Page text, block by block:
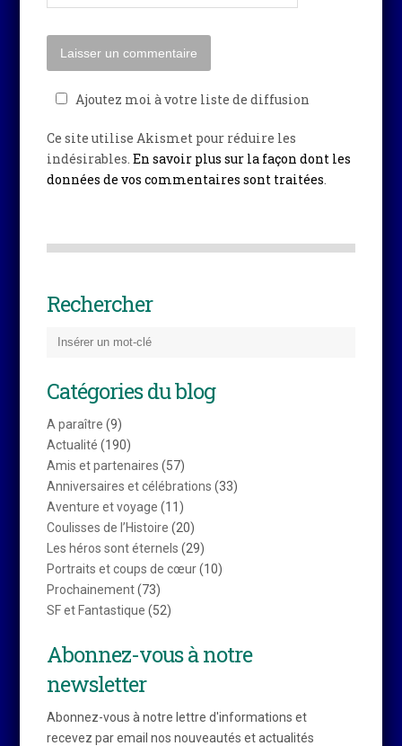
Ajoutez moi à votre liste de diffusion
Ce site utilise Akismet pour réduire les
indésirables.En savoir plus sur la façon dont les
données de vos commentaires sont traitées.
Rechercher
Catégories du blog
A paraître (9)
Actualité (190)
Amis et partenaires (57)
Anniversaires et célébrations (33)
Aventure et voyage (11)
Coulisses de l’Histoire (20)
Les héros sont éternels (29)
Portraits et coups de cœur(10)
Prochainement(73)
SF et Fantastique (52)
Abonnez-vous à notre
newsletter
Abonnez-vous à notre lettre d'informations et
recevez par email nos nouveautés et actualités